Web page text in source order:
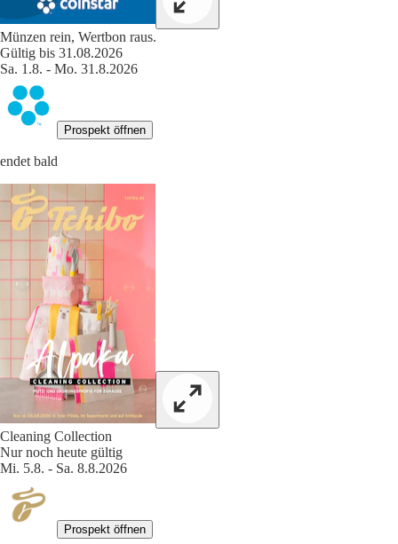
Münzen rein, Wertbon raus.
Gültig bis 31.08.2026
Sa. 1.8. - Mo. 31.8.2026
Prospekt öffnen
endet bald
Cleaning Collection
Nur noch heute gültig
Mi. 5.8. - Sa. 8.8.2026
Prospekt öffnen